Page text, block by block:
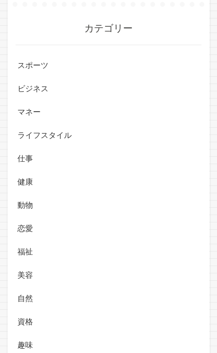
カテゴリー
スポーツ
ビジネス
マネー
ライフスタイル
仕事
健康
動物
恋愛
福祉
美容
自然
資格
趣味